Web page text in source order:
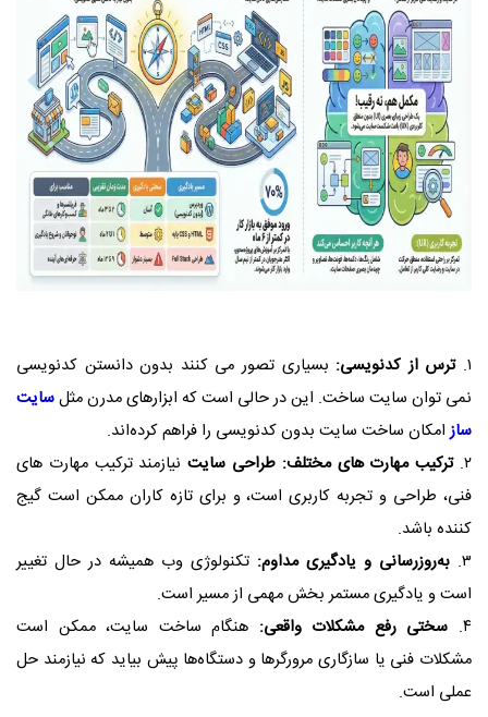
۱. ترس از کدنویسی: بسیاری تصور می‌ کنند بدون دانستن کدنویسی
نمی‌ توان سایت ساخت. این در حالی است که ابزارهای مدرن مثلسایت‌
سازامکان ساخت سایت بدون کدنویسی را فراهم کرده‌اند.
۲. ترکیب مهارت‌ های مختلف: طراحی سایتنیازمند ترکیب مهارت‌ های
فنی، طراحی و تجربه کاربری است، و برای تازه‌ کاران ممکن است گیج‌
کننده باشد.
۳. به‌روزرسانی و یادگیری مداوم: تکنولوژی وب همیشه در حال تغییر
است و یادگیری مستمر بخش مهمی از مسیر است.
۴. سختی رفع مشکلات واقعی: هنگام ساخت سایت، ممکن است
مشکلات فنی یا سازگاری مرورگرها و دستگاه‌ها پیش بیاید که نیازمند حل
عملی است.